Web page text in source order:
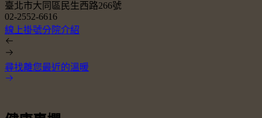
臺北市大同區民生西路266號
02-2552-6616
線上掛號分院介紹
尋找離您最近的溫暖